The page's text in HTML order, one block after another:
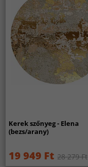
Kerek szőnyeg - Elena
(bezs/arany)
19 949 Ft 28 279 Ft